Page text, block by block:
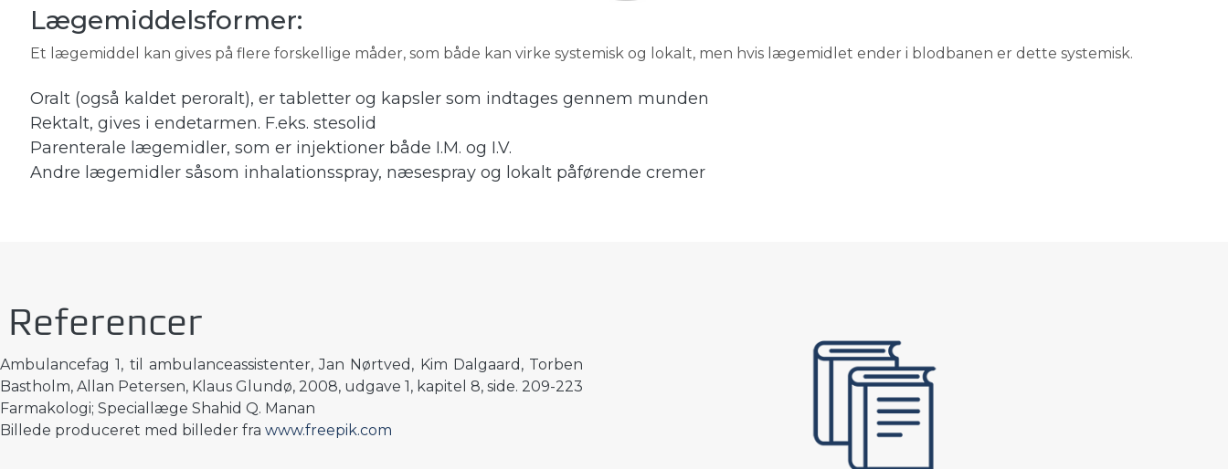
Lægemiddelsformer:
Et lægemiddel kan gives på flere forskellige måder, som både kan virke systemisk og lokalt, men hvis lægemidlet ender i blodbanen er dette systemisk.
Oralt (også kaldet peroralt), er tabletter og kapsler som indtages gennem munden
Rektalt, gives i endetarmen. F.eks. stesolid
Parenterale lægemidler, som er injektioner både I.M. og I.V.
Andre lægemidler såsom inhalationsspray, næsespray og lokalt påførende cremer
Referencer
Ambulancefag 1, til ambulanceassistenter, Jan Nørtved, Kim Dalgaard, Torben
Bastholm, Allan Petersen, Klaus Glundø, 2008, udgave 1, kapitel 8, side. 209-223
Farmakologi; Speciallæge Shahid Q. Manan
Billede produceret med billeder fra www.freepik.com